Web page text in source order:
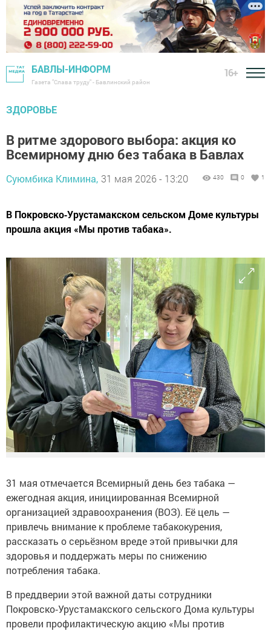
БАВЛЫ-ИНФОРМ
Газета "Слава труду" - Бавлинский район
16+
ЗДОРОВЬЕ
В ритме здорового выбора: акция ко
Всемирному дню без табака в Бавлах
Суюмбика Климина, 31 мая 2026 - 13:20 430 0 1
В Покровско‑Урустамакском сельском Доме культуры
прошла акция «Мы против табака».
31 мая отмечается Всемирный день без табака —
ежегодная акция, инициированная Всемирной
организацией здравоохранения (ВОЗ). Её цель —
привлечь внимание к проблеме табакокурения,
рассказать о серьёзном вреде этой привычки для
здоровья и поддержать меры по снижению
потребления табака.
В преддверии этой важной даты сотрудники
Покровско‑Урустамакского сельского Дома культуры
провели профилактическую акцию «Мы против